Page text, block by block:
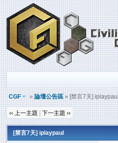
CGF »論壇公告區» [禁言7天]
‹‹ 上一主題 |下一主題 ››
[禁言7天] iplaypaul